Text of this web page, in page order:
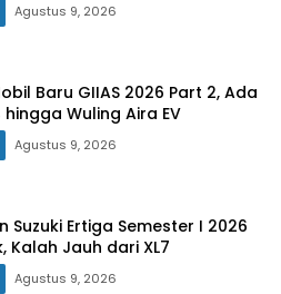
Agustus 9, 2026
Baru GIIAS 2026 Part 2, Ada
hingga Wuling Aira EV
Agustus 9, 2026
Suzuki Ertiga Semester I 2026
Kalah Jauh dari XL7
Agustus 9, 2026